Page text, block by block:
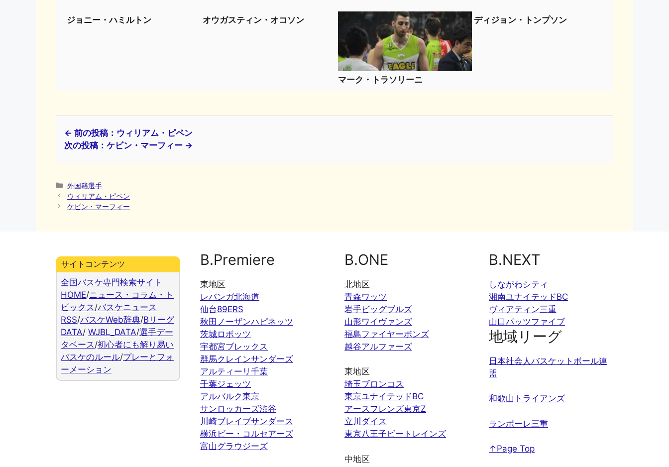
ジョニー・ハミルトン オウガスティン・オコソン
マーク・トラソリーニ
ディジョン・トンプソン
← 前の投稿：ウィリアム・ピペン
次の投稿：ケビン・マーフィー →
カ
テ
ゴ
外国籍選手
ウィリアム・ピペン
ケビン・マーフィー
サイトコンテンツ
全国バスケ専門検索サイト
HOME/ニュース・コラム・ト
ピックス /バスケニュース
RSS/バスケWeb辞典/Bリーグ
DATA/ WJBL_DATA/選手デー
タベース /初心者にも解り易い
バスケのルール/プレーとフォ
ーメーション
B.Premiere
東地区
レバンガ北海道
仙台89ERS
秋田ノーザンハピネッツ
茨城ロボッツ
宇都宮ブレックス
群馬クレインサンダーズ
アルティーリ千葉
千葉ジェッツ
アルバルク東京
サンロッカーズ渋谷
川崎ブレイブサンダース
横浜ビー・コルセアーズ
富山グラウジーズ
B.ONE
北地区
青森ワッツ
岩手ビッグブルズ
山形ワイヴァンズ
福島ファイヤーボンズ
越谷アルファーズ
東地区
埼玉ブロンコス
東京ユナイテッドBC
アースフレンズ東京Z
立川ダイス
東京八王子ビートレインズ
中地区
B.NEXT
しながわシティ
湘南ユナイテッドBC
ヴィアティン三重
山口パッツファイブ
地域リーグ
日本社会人バスケットボール連
盟
和歌山トライアンズ
ランポーレ三重
↑Page Top